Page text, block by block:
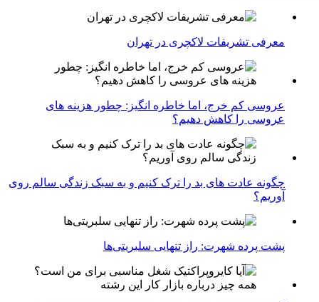
معرفی تشریفات لاکچری در تهران
عروسی کم خرج، اما خاطره انگیز: چطور هزینه های
عروسی را کاهش دهیم؟
چگونه عادت‌ های بد را ترک کنیم و به سبک زندگی سالم روی
آوریم؟
پشت پرده شهرت: راز تنهایی سلبریتی‌ها